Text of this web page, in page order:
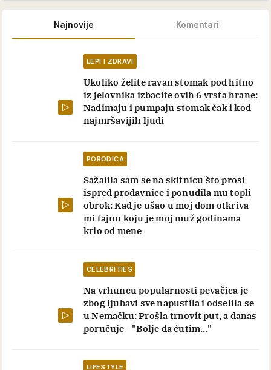
Najnovije Komentari
LEPI I ZDRAVI
Ukoliko želite ravan stomak pod hitno
iz jelovnika izbacite ovih 6 vrsta hrane:
Nadimaju i pumpaju stomak čak i kod
najmršavijih ljudi
PORODICA
Sažalila sam se na skitnicu što prosi
ispred prodavnice i ponudila mu topli
obrok: Kad je ušao u moj dom otkriva
mi tajnu koju je moj muž godinama
krio od mene
CELEBRITIES
Na vrhuncu popularnosti pevačica je
zbog ljubavi sve napustila i odselila se
u Nemačku: Prošla trnovit put, a danas
poručuje - "Bolje da ćutim..."
LIFESTYLE